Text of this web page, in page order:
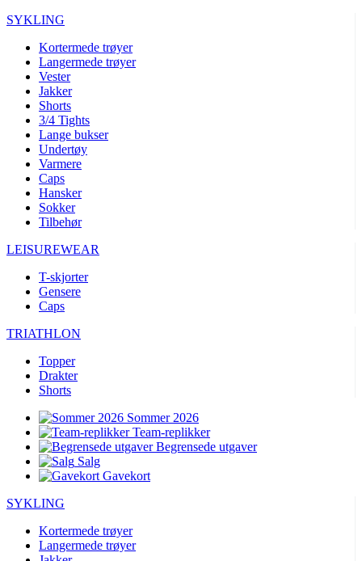
SYKLING
Kortermede trøyer
Langermede trøyer
Vester
Jakker
Shorts
3/4 Tights
Lange bukser
Undertøy
Varmere
Caps
Hansker
Sokker
Tilbehør
LEISUREWEAR
T-skjorter
Gensere
Caps
TRIATHLON
Topper
Drakter
Shorts
Sommer 2026
Team-replikker
Begrensede utgaver
Salg
Gavekort
SYKLING
Kortermede trøyer
Langermede trøyer